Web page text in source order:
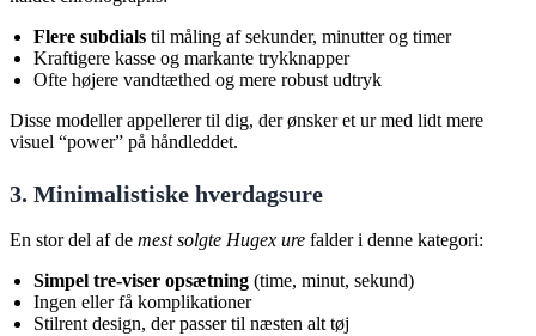
Flere subdials til måling af sekunder, minutter og timer
Kraftigere kasse og markante trykknapper
Ofte højere vandtæthed og mere robust udtryk
Disse modeller appellerer til dig, der ønsker et ur med lidt mere
visuel “power” på håndleddet.
3. Minimalistiske hverdagsure
En stor del af de mest solgte Hugex ure falder i denne kategori:
Simpel tre-viser opsætning (time, minut, sekund)
Ingen eller få komplikationer
Stilrent design, der passer til næsten alt tøj